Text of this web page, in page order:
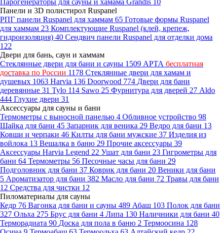
Парогенераторы для сауны и хамама Grandis 10
Панели и 3D полистирол Ruspanel
РПГ панели Ruspanel для хаммам 65 Готовые формы Ruspanel
для хаммам 23 Комплектующие Ruspanel (клей, крепеж,
гидроизоляция) 40 Сендвич панели Ruspanel для отделки дома
122
Двери для бань, саун и хаммам
Стеклянные двери для бани и сауны 1509 АРТА бесплатная
доставка по России 1178 Стеклянные двери для хамам и
душевых 1063 Harvia 136 Doorwood 774 Двери для бани
деревянные 31 Tylo 114 Sawo 25 Фурнитура для дверей 27 Aldo
444 Глухие двери 31
Аксессуары для сауны и бани
Термометры с выносной панелью 4 Обливное устройство 98
Шайка для бани 45 Запарник для веника 29 Ведро для бани 13
Ковши и черпаки 46 Килты для бани мужские 37 Изделия из
войлока 13 Вешалка в баню 29 Прочие аксессуары 39
Аксессуары Harvia Legend 22 Ушат для бани 23 Гигрометры для
бани 64 Термометры 56 Песочные часы для бани 29
Подголовник для бани 37 Коврик для бани 20 Веники для бани
5 Ароматизатор для бани 382 Масло для бани 72 Травы для бани
12 Средства для чистки 12
Пиломатериалы для сауны
Кедр 76 Вагонка для бани и сауны 489 Абаш 103 Полок для бани
327 Ольха 275 Брус для бани 4 Липа 130 Наличники для бани 40
Терморадиата 90 Доска для пола в баню 2 Термоосина 128